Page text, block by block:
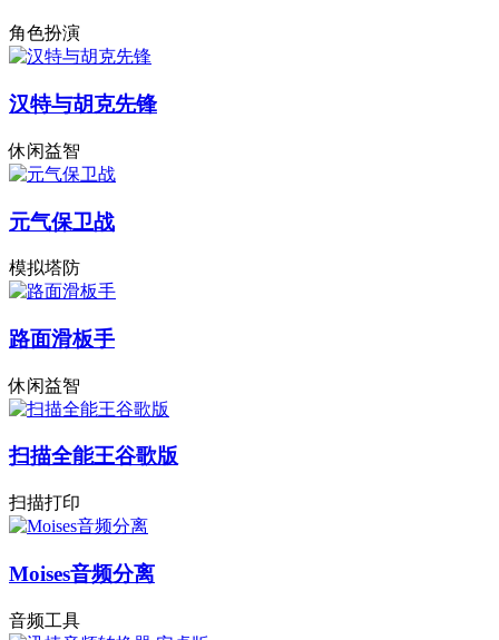
角色扮演
汉特与胡克先锋
休闲益智
元气保卫战
模拟塔防
路面滑板手
休闲益智
扫描全能王谷歌版
扫描打印
Moises音频分离
音频工具